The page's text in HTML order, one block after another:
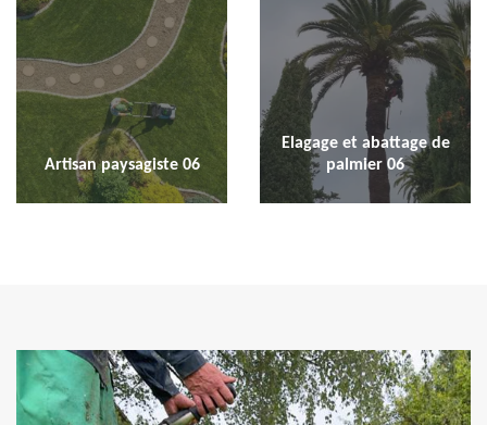
Artisan paysagiste 06
Elagage et abattage de
palmier 06